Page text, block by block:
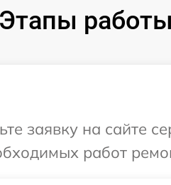
Этапы работы
заявку на сайте
работ